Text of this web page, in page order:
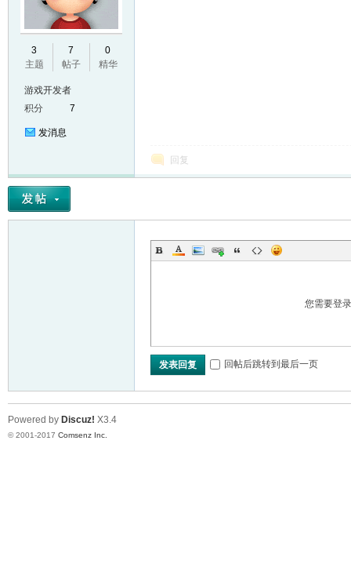
3
主题
7
帖子
0
精华
游戏开发者
积分
7
发消息
回复
您需要登
发表回复 回帖后跳转到最后一页
Powered by Discuz! X3.4
© 2001-2017 Comsenz Inc.